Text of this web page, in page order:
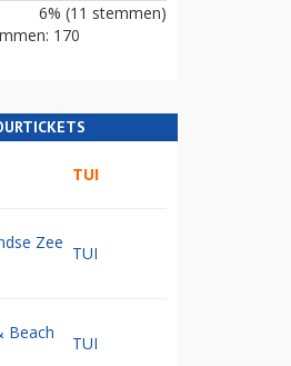
6% (11 stemmen)
170
TUI
Zee
TUI
Beach
TUI